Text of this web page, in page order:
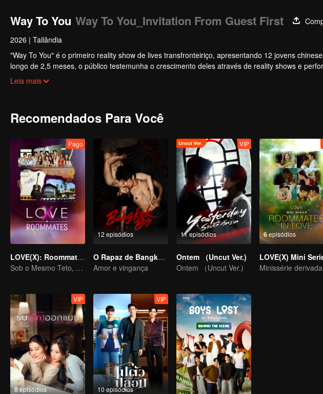
Way To You Way To You_Invitation From Guest First
2026 | Tailândia
"Way To You" é o primeiro reality show de lives transfronteiriço, apresentando 12 jovens
longo de 2,5 meses, o público testemunha o crescimento deles através de reality shows e
plataformas. Os espectadores participam diretamente do desenvolvimento dos ídolos por meio
Leia mais
Recomendados Para Você
Pago
LOVE(X): Roommates
Sob o Mesmo Teto, Corações Desbloqueados! O Especial LOVE(X) de Companheiros de Casa
12 episódios
O Rapaz de Bangkok (versão para TV)
Amor e vingança
11 episódios
VIP
Ontem （Uncut Ver.)
Ontem （Uncut Ver.)
6 episódios
8 episódios
VIP
10 episódios
VIP